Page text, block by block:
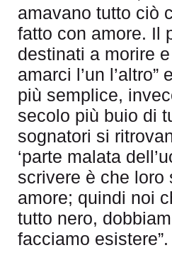
amavano tutto ciò
fatto con amore. Il
destinati a morire
amarci l’un
più semplice,
secolo più buio di
sognatori si
‘parte malata
scrivere è che loro
amore; quindi noi
tutto nero,
facciamo esistere”.